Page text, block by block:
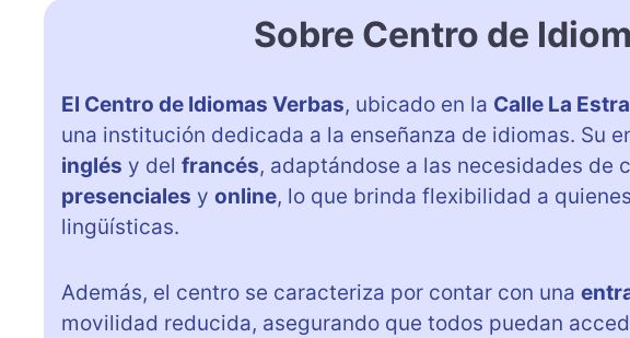
Sobre Centro de
El Centro de Idiomas Verbas, ubicado en la Calle La
una institución dedicada a la enseñanza de idiomas. Su
inglés y del francés, adaptándose a las necesidades de
presenciales y online, lo que brinda flexibilidad a
lingüísticas.
Además, el centro se caracteriza por contar con una
movilidad reducida, asegurando que todos puedan